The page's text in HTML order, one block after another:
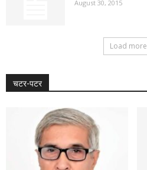
August 30, 2015
Load more
चटर-पटर